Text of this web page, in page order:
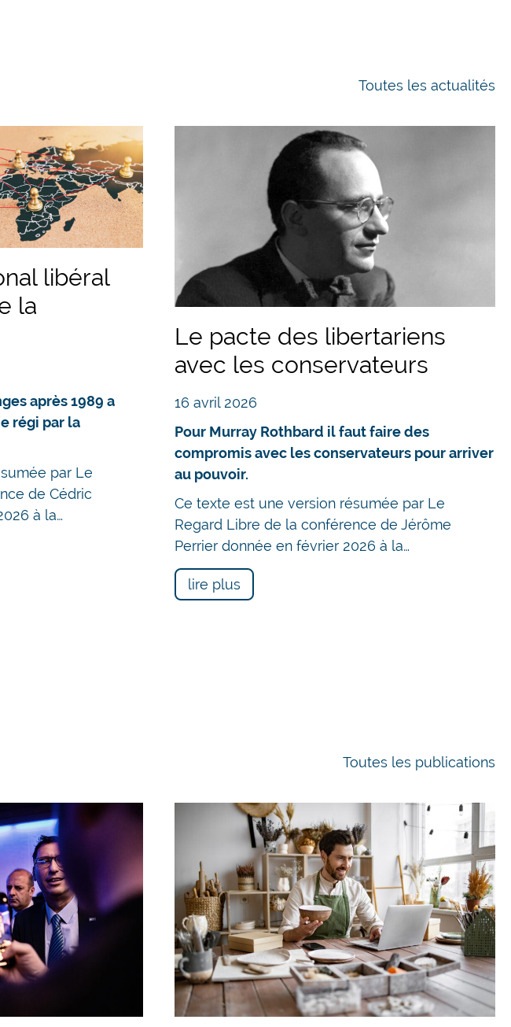
Toutes les actualités
libéral
la
après 1989 a
régi par la
par Le
de Cédric
à la…
Le pacte des libertariens
avec les conservateurs
16 avril 2026
Pour Murray Rothbard il faut faire des
compromis avec les conservateurs pour arriver
au pouvoir.
Ce texte est une version résumée par Le
Regard Libre de la conférence de Jérôme
Perrier donnée en février 2026 à la…
lire plus
Toutes les publications